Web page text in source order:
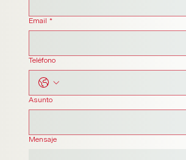
Email *
Teléfono
Asunto
Mensaje